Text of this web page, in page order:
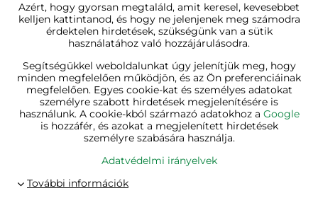
Azért, hogy gyorsan megtaláld, amit keresel, kevesebbet
kelljen kattintanod, és hogy ne jelenjenek meg számodra
érdektelen hirdetések, szükségünk van a sütik
használatához való hozzájárulásodra.
Segítségükkel weboldalunkat úgy jelenítjük meg, hogy
minden megfelelően működjön, és az Ön preferenciáinak
megfelelően. Egyes cookie-kat és személyes adatokat
személyre szabott hirdetések megjelenítésére is
használunk. A cookie-kból származó adatokhoz a Google
is hozzáfér, és azokat a megjelenített hirdetések
személyre szabására használja.
Adatvédelmi irányelvek